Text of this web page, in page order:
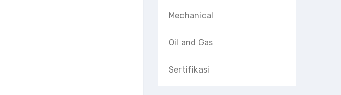
Mechanical
Oil and Gas
Sertifikasi